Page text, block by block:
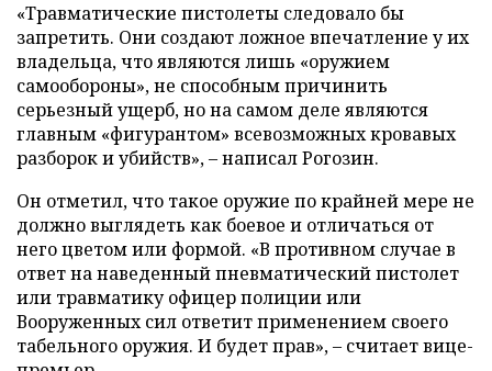
«Травматические пистолеты следовало бы
запретить. Они создают ложное впечатление у их
владельца, что являются лишь «оружием
самообороны», не способным причинить
серьезный ущерб, но на самом деле являются
главным «фигурантом» всевозможных кровавых
разборок и убийств», – написал Рогозин.
Он отметил, что такое оружие по крайней мере не
должно выглядеть как боевое и отличаться от
него цветом или формой. «В противном случае в
ответ на наведенный пневматический пистолет
или травматику офицер полиции или
Вооруженных сил ответит применением своего
табельного оружия. И будет прав», – считает вице-